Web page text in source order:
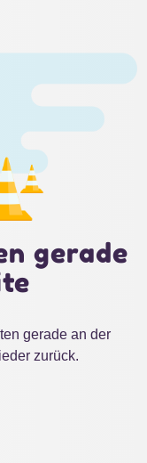
gerade
gerade an der
zurück.